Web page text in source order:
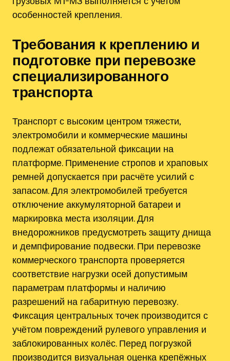
особенностей крепления.
Требования к креплению и
подготовке при перевозке
специализированного
транспорта
Транспорт с высоким центром тяжести,
электромобили и коммерческие машины
подлежат обязательной фиксации на
платформе. Применение стропов и храповых
ремней допускается при расчёте усилий с
запасом. Для электромобилей требуется
отключение аккумуляторной батареи и
маркировка места изоляции. Для
внедорожников предусмотреть защиту днища
и демпфирование подвески. При перевозке
коммерческого транспорта проверяется
соответствие нагрузки осей допустимым
параметрам платформы и наличию
разрешений на габаритную перевозку.
Фиксация центральных точек производится с
учётом повреждений рулевого управления и
заблокированных колёс. Перед погрузкой
производится визуальная оценка крепёжных